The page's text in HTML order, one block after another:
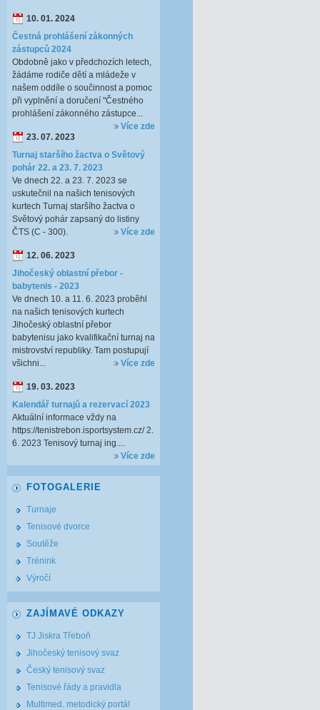
10. 01. 2024
Čestná prohlášení zákonných
zástupců 2024
Obdobně jako v předchozích letech,
žádáme rodiče dětí a mládeže v
našem oddíle o součinnost a pomoc
při vyplnění a doručení "Čestného
prohlášení zákonného zástupce...
Více zde
23. 07. 2023
Turnaj staršího žactva o Světový
pohár 22. a 23. 7. 2023
Ve dnech 22. a 23. 7. 2023 se
uskutečnil na našich tenisových
kurtech Turnaj staršího žactva o
Světový pohár zapsaný do listiny
ČTS (C - 300).
Více zde
12. 06. 2023
Jihočeský oblastní přebor -
babytenis - 2023
Ve dnech 10. a 11. 6. 2023 proběhl
na našich tenisových kurtech
Jihočeský oblastní přebor
babytenisu jako kvalifikační turnaj na
mistrovství republiky. Tam postupují
všichni...
Více zde
19. 03. 2023
Kalendář turnajů a rezervací 2023
Aktuální informace vždy na
https://tenistrebon.isportsystem.cz/ 2.
6. 2023 Tenisový turnaj ing....
Více zde
FOTOGALERIE
Turnaje
Tenisové dvorce
Soutěže
Trénink
Výročí
ZAJÍMAVÉ ODKAZY
TJ Jiskra Třeboň
Jihočeský tenisový svaz
Český tenisový svaz
Tenisové řády a pravidla
Multimed. metodický portál